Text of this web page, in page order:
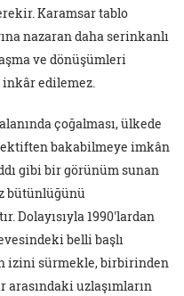
Karamsar tablo
nazaran daha serinkanlı
ve dönüşümleri
inkâr edilemez.
çoğalması, ülkede
bakabilmeye imkân
gibi bir görünüm sunan
bütünlüğünü
Dolayısıyla 1990'lardan
belli başlı
izini sürmekle, birbirinden
arasındaki uzlaşımların